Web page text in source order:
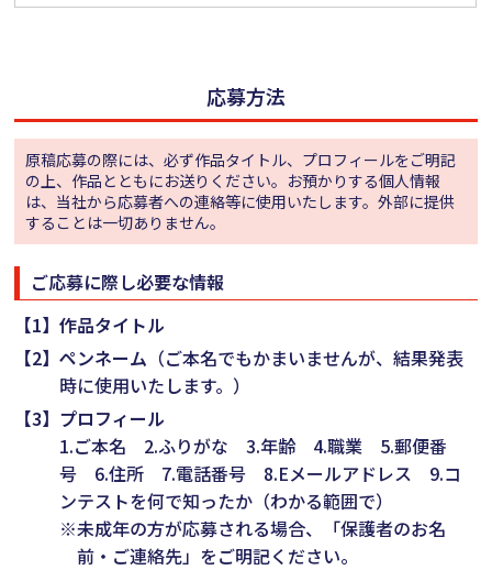
応募方法
原稿応募の際には、必ず作品タイトル、プロフィールをご明記
の上、作品とともにお送りください。お預かりする個人情報
は、当社から応募者への連絡等に使用いたします。外部に提供
することは一切ありません。
ご応募に際し必要な情報
【1】作品タイトル
【2】ペンネーム （ご本名でもかまいませんが、結果発表
時に使用いたします。）
【3】 プロフィール
1.ご本名 2.ふりがな 3.年齢 4.職業 5.郵便番
号 6.住所 7.電話番号 8.Eメールアドレス 9.コ
ンテストを何で知ったか（わかる範囲で）
※未成年の方が応募される場合、「保護者のお名
前・ご連絡先」をご明記ください。